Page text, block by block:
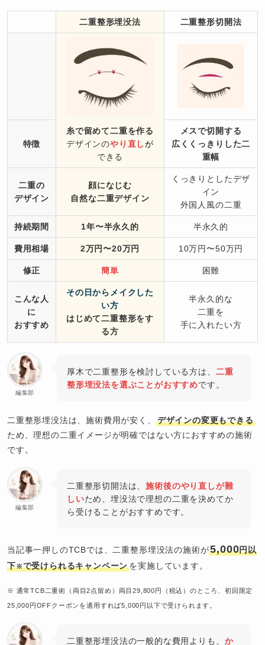
二重整形埋没法 二重整形切開法
特徴
糸で留めて二重を作る
デザインのやり直しが
できる
メスで切開する
広くくっきりした二
重幅
二重の
デザイン
顔になじむ
自然な二重デザイン
くっきりとしたデザ
イン
外国人風の二重
持続期間 1年〜半永久的 半永久的
費用相場 2万円〜20万円 10万円〜50万円
修正 簡単 困難
こんな人
に
おすすめ
その日からメイクした
い方
はじめて二重整形をす
る方
半永久的な
二重を
手に入れたい方
編集部
厚木で二重整形を検討している方は、 二重
整形埋没法を選ぶことがおすすめです。
二重整形埋没法は、施術費用が安く、
デザインの変更もできる
ため、理想の二重イメージが明確ではない方におすすめの施術
です。
編集部
二重整形切開法は、施術後のやり直しが難
しいため、埋没法で理想の二重を決めてか
ら受けることがおすすめです。
当記事一押しのTCBでは、二重整形埋没法の施術が5,000円以
下※で受けられるキャンペーンを実施しています。
※ 通常TCB二重術（両目2点留め）両目29,800円（税込）のところ、初回限定
25,000円OFFクーポンを適用すれば5,000円以下で受けられます。
二重整形埋没法の一般的な費用よりも、 か